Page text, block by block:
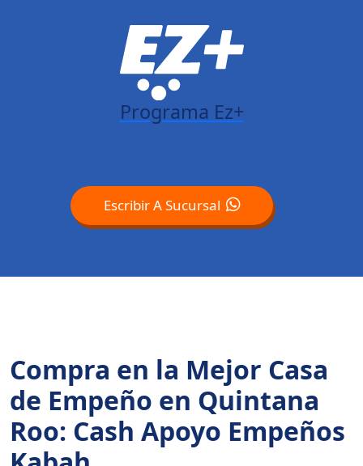
Programa Ez+
Escribir A Sucursal
Compra en la Mejor Casa
de Empeño en Quintana
Roo: Cash Apoyo Empeños